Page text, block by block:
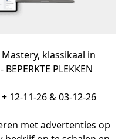
klassikaal in
PLEKKEN
12-11-26 & 03-12-26
met advertenties op